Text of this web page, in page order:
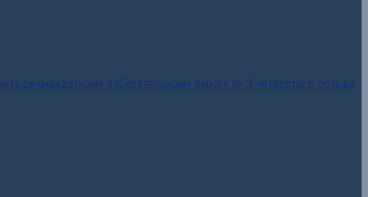
избирательному округу № 3 четвертого созыва